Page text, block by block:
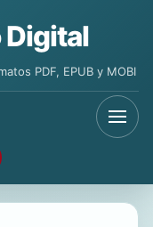
Digital
PDF, EPUB y MOBI